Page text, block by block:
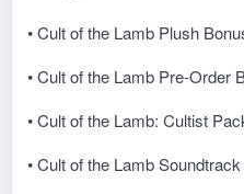
• Cult of the Lamb Plush
• Cult of the Lamb Pre-Order
• Cult of the Lamb: Cultist
• Cult of the Lamb Soundtrack